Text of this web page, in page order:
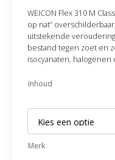
WEICON Flex 310 M
op nat”
uitstekende
bestand tegen zoet en
isocyanaten,
Inhoud
Merk